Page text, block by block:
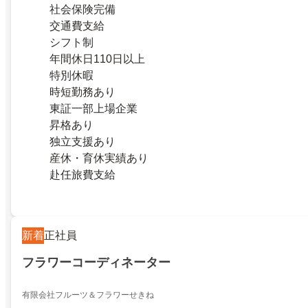
社会保険完備
交通費支給
シフト制
年間休日110日以上
特別休暇
時短勤務あり
東証一部上場企業
昇格あり
独立支援あり
産休・育休実績あり
赴任旅費支給
新着正社員
フラワーコーディネーター
有限会社フルーツ＆フラワーせきね